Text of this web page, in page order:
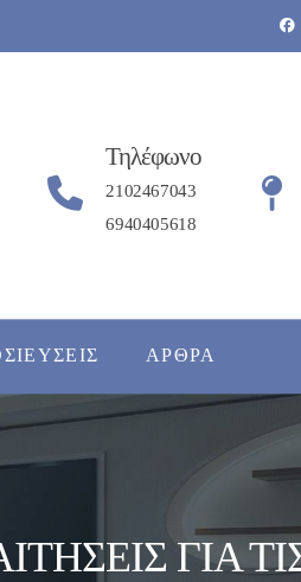
Τηλέφωνο
2102467043
6940405618
ΆΡΘΡΑ
ΓΙΑ